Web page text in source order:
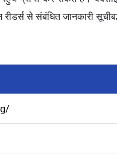
से संबंधित जानकारी